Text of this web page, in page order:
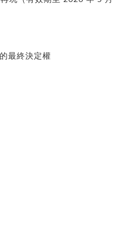
最終決定權